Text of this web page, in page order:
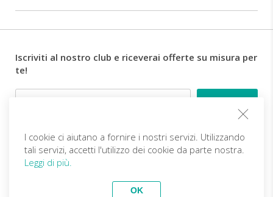
alle
ore
Il
percorso
si
snoda
parte
sterrate,
Iscriviti al nostro club e riceverai offerte su misura per
te!
Email
Follow us
Diventa partner
I cookie ci aiutano a fornire i nostri servizi. Utilizzando
tali servizi, accetti l'utilizzo dei cookie da parte nostra.
Leggi di più.
OK